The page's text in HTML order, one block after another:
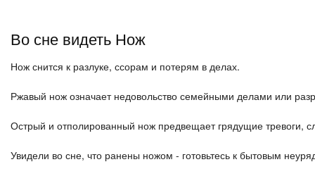
Во сне видеть Нож
Нож снится к разлуке, ссорам и потерям в делах.
Ржавый нож означает недовольство семейными делами или
Острый и отполированный нож предвещает грядущие тревоги,
Увидели во сне, что ранены ножом - готовьтесь к бытовым